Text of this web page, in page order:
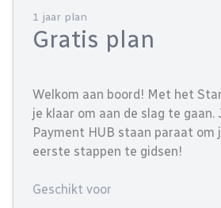
1 jaar plan
Gratis plan
Welkom aan boord! Met het
je klaar om aan de slag te gaan.
Payment HUB staan paraat om
eerste stappen te gidsen!
Geschikt voor